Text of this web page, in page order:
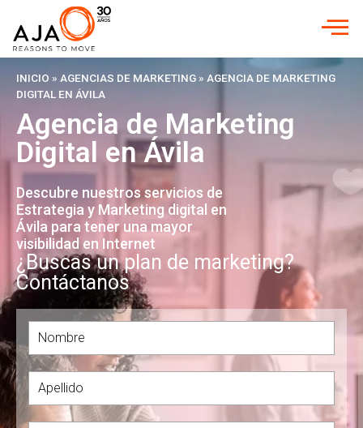
INICIO » AGENCIAS DE MARKETING » AGENCIA DE MARKETING
DIGITAL EN ÁVILA
Agencia de Marketing
Digital en Ávila
Descubre nuestros servicios de
Estrategia y Marketing digital en
Ávila para tener una mayor
visibilidad en Internet
¿Buscas un plan de marketing?
Contáctanos